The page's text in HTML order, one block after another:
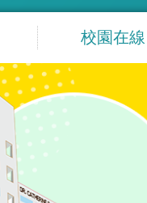
校園在線